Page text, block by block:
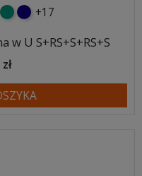
turkusowy
granatowy
+17
w U S+RS+S+RS+S